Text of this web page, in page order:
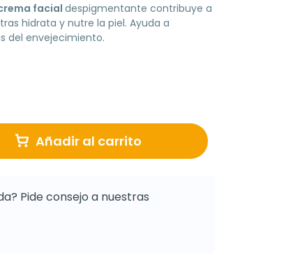
facial despigmentante contribuye a
hidrata y nutre la piel. Ayuda a
del envejecimiento.
Añadir al carrito
Pide consejo a nuestras